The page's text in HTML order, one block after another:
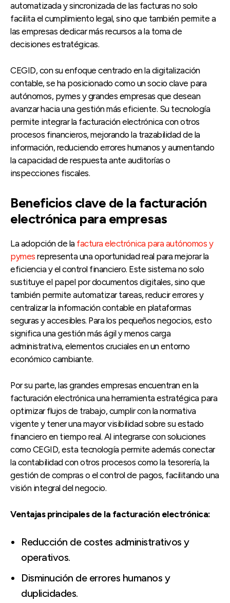
automatizada y sincronizada de las facturas no solo
facilita el cumplimiento legal, sino que también permite a
las empresas dedicar más recursos a la toma de
decisiones estratégicas.
CEGID, con su enfoque centrado en la digitalización
contable, se ha posicionado como un socio clave para
autónomos, pymes y grandes empresas que desean
avanzar hacia una gestión más eficiente. Su tecnología
permite integrar la facturación electrónica con otros
procesos financieros, mejorando la trazabilidad de la
información, reduciendo errores humanos y aumentando
la capacidad de respuesta ante auditorías o
inspecciones fiscales.
Beneficios clave de la facturación
electrónica para empresas
La adopción de la factura electrónica para autónomos y
pymes representa una oportunidad real para mejorar la
eficiencia y el control financiero. Este sistema no solo
sustituye el papel por documentos digitales, sino que
también permite automatizar tareas, reducir errores y
centralizar la información contable en plataformas
seguras y accesibles. Para los pequeños negocios, esto
significa una gestión más ágil y menos carga
administrativa, elementos cruciales en un entorno
económico cambiante.
Por su parte, las grandes empresas encuentran en la
facturación electrónica una herramienta estratégica para
optimizar flujos de trabajo, cumplir con la normativa
vigente y tener una mayor visibilidad sobre su estado
financiero en tiempo real. Al integrarse con soluciones
como CEGID, esta tecnología permite además conectar
la contabilidad con otros procesos como la tesorería, la
gestión de compras o el control de pagos, facilitando una
visión integral del negocio.
Ventajas principales de la facturación electrónica:
Reducción de costes administrativos y
operativos.
Disminución de errores humanos y
duplicidades.